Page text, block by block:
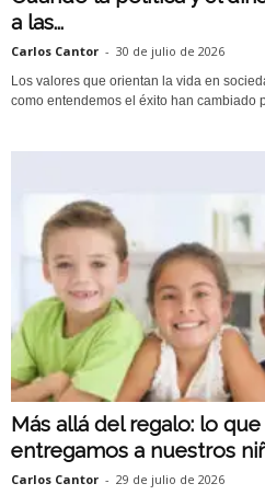
a las...
Carlos Cantor - 30 de julio de 2026
Los valores que orientan la vida en
como entendemos el éxito han cambiado
Más allá del regalo: lo
entregamos a nuestros
Carlos Cantor - 29 de julio de 2026